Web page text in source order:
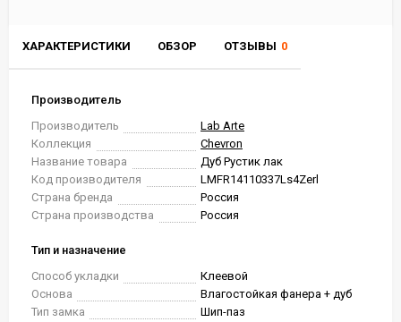
ХАРАКТЕРИСТИКИ ОБЗОР ОТЗЫВЫ 0
Производитель
Производитель
Lab Arte
Коллекция
Chevron
Название товара
Дуб Рустик лак
Код производителя
LMFR14110337Ls4Zerl
Страна бренда
Россия
Страна производства
Россия
Тип и назначение
Способ укладки
Клеевой
Основа
Влагостойкая фанера + дуб
Тип замка
Шип-паз